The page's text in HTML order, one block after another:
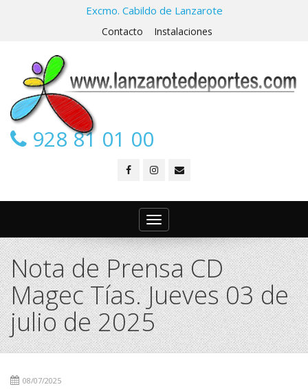
Excmo. Cabildo de Lanzarote
Contacto Instalaciones
928 81 01 00
Toggle
navigation
Nota de Prensa CD
Magec Tías. Jueves 03 de
julio de 2025
08/07/2025